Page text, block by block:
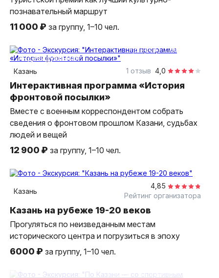
познавательный маршрут
11 000 ₽ за группу, 1–10 чел.
1,5 часа
пешком
индивидуальная
Казань
4,0
1 отзыв
Интерактивная программа «История
фронтовой посылки»
Вместе с военным корреспондентом собрать
сведения о фронтовом прошлом Казани, судьбах
людей и вещей
12 900 ₽ за группу, 1–10 чел.
Казань
4,85
Рейтинг организатора
Казань на рубеже 19-20 веков
Прогуляться по неизведанным местам
исторического центра и погрузиться в эпоху
6000 ₽ за группу, 1–10 чел.
2 часа
на автомобиле